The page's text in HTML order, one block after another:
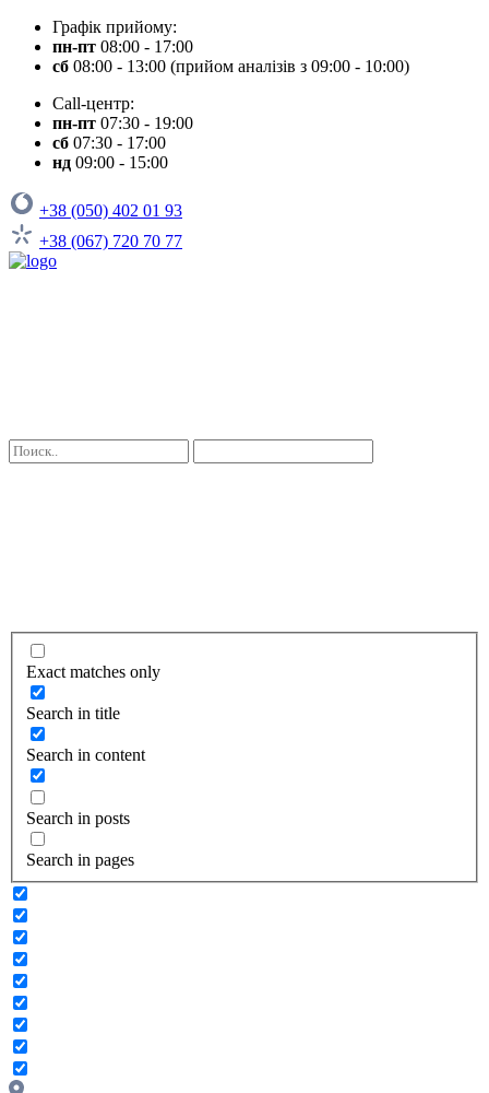
Графік прийому:
пн-пт 08:00 - 17:00
сб 08:00 - 13:00 (прийом аналізів з 09:00 - 10:00)
Call-центр:
пн-пт 07:30 - 19:00
сб 07:30 - 17:00
нд 09:00 - 15:00
+38 (050) 402 01 93
+38 (067) 720 70 77
Exact matches only
Search in title
Search in content
Search in posts
Search in pages